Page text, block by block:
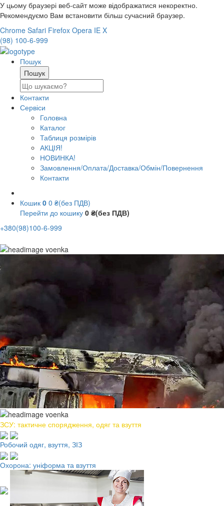
У цьому браузері веб-сайт може відображатися некоректно.
Рекомендуємо Вам встановити більш сучасний браузер.
Chrome Safari Firefox Opera IE X
(98) 100-6-999
Пошук
Контакти
Сервіси
Головна
Каталог
Таблиця розмірів
АКЦІЯ!
НОВИНКА!
Замовлення/Оплата/Доставка/Обмін/Повернення
Контакти
Кошик 0 0 ₴(без ПДВ)
Перейти до кошику 0 ₴(без ПДВ)
+380(98)100-6-999
ЗСУ: тактичне спорядження, одяг та взуття
Робочий одяг, взуття, ЗІЗ
Охорона: уніформа та взуття